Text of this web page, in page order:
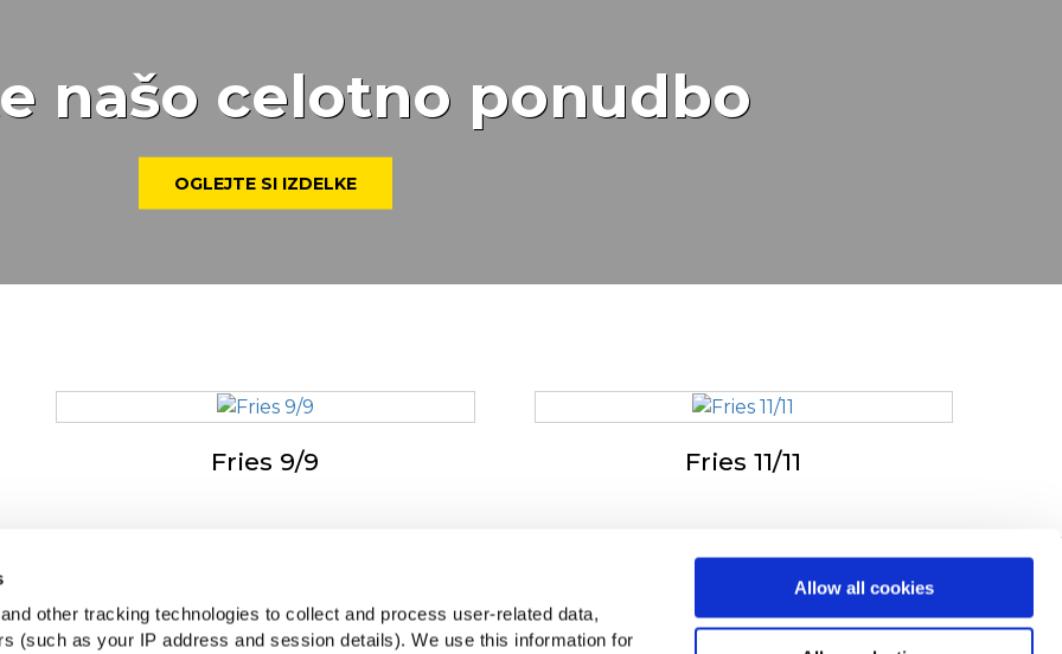
other tracking technologies to collect and process user-related data,
(such as your IP address and session details). We use this information for
Allow all cookies
našo celotno ponudbo
OGLEJTE SI IZDELKE
Fries 9/9 Fries 11/11
McCain
by Our Roots
Oglejte si vse države